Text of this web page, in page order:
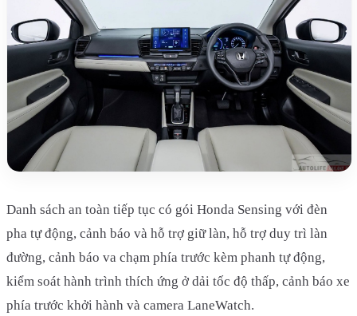
Danh sách an toàn tiếp tục có gói Honda Sensing với đèn
pha tự động, cảnh báo và hỗ trợ giữ làn, hỗ trợ duy trì làn
đường, cảnh báo va chạm phía trước kèm phanh tự động,
kiểm soát hành trình thích ứng ở dải tốc độ thấp, cảnh báo xe
phía trước khởi hành và camera LaneWatch.